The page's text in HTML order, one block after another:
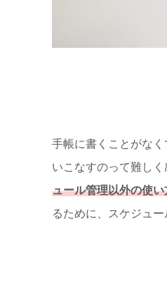
手帳に書くことがな
いこなすのって難し
ュール管理以外の使い
るために、スケジュ